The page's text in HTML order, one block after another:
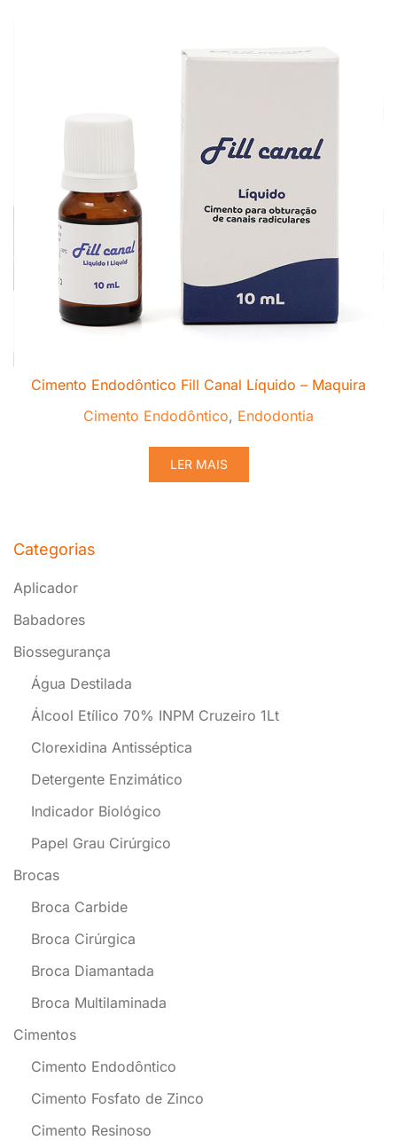
Cimento Endodôntico Fill Canal Líquido – Maquira
Cimento Endodôntico, Endodontia
LER MAIS
Categorias
Aplicador
Babadores
Biossegurança
Água Destilada
Álcool Etílico 70% INPM Cruzeiro 1Lt
Clorexidina Antisséptica
Detergente Enzimático
Indicador Biológico
Papel Grau Cirúrgico
Brocas
Broca Carbide
Broca Cirúrgica
Broca Diamantada
Broca Multilaminada
Cimentos
Cimento Endodôntico
Cimento Fosfato de Zinco
Cimento Resinoso